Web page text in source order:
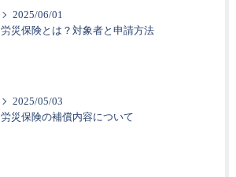
2025/06/01
労災保険とは？対象者と申請方法
2025/05/03
労災保険の補償内容について